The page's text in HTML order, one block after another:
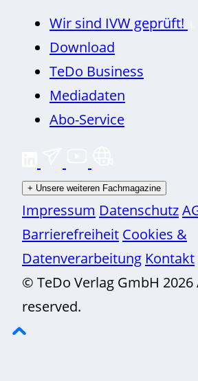
Wir sind IVW geprüft!
Download
TeDo Business
Mediadaten
Abo-Service
+ Unsere weiteren Fachmagazine
Impressum Datenschutz
Barrierefreiheit Cookies &
Datenverarbeitung Kontakt
© TeDo Verlag GmbH
reserved.